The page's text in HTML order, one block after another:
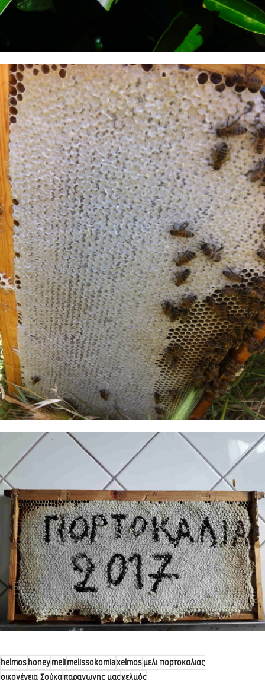
helmoshoneymelimelissokomiaxelmosμελι πορτοκαλιας
οικογένεια Σούκαπαραγωγης μαςχελμός